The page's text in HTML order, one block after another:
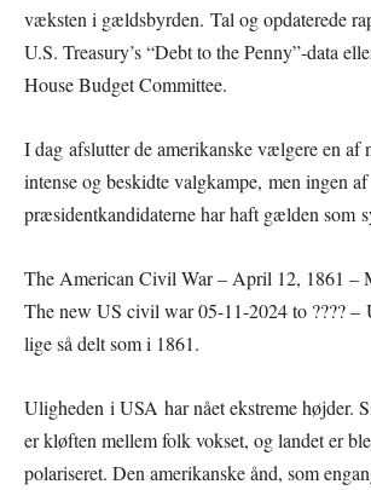
væksten i gældsbyrden. Tal og opdaterede
U.S. Treasury’s “Debt to the Penny”-data
House Budget Committee.
I dag afslutter de amerikanske vælgere en af
intense og beskidte valgkampe, men ingen af
præsidentkandidaterne har haft gælden som
The American Civil War – April 12, 1861 –
The new US civil war 05-11-2024 to ???? –
lige så delt som i 1861.
Uligheden i USA har nået ekstreme højder.
er kløften mellem folk vokset, og landet er
polariseret. Den amerikanske ånd, som